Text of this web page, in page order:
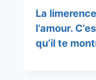
La
l’amour.
qu’il te